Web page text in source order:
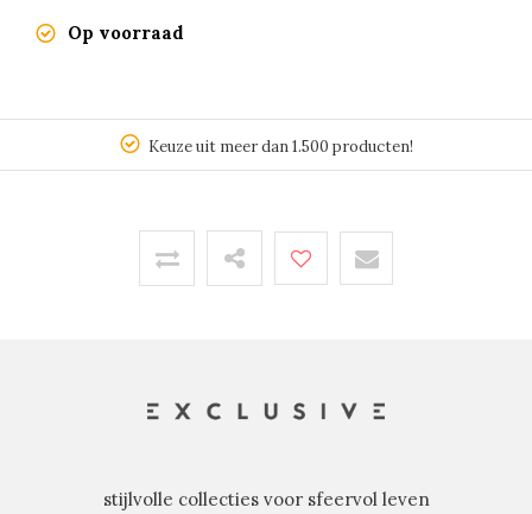
Op voorraad
Keuze uit meer dan 1.500 producten!
stijlvolle collecties voor sfeervol leven